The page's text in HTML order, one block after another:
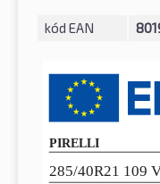
kód EAN